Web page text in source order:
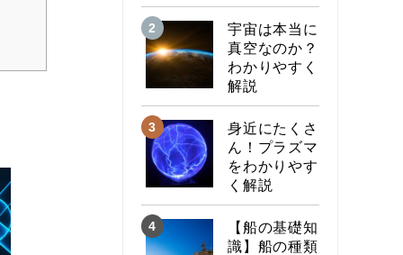
宇宙は本当に
真空なのか？
わかりやすく
解説
身近にたくさ
ん！プラズマ
をわかりやす
く解説
【船の基礎知
識】船の種類